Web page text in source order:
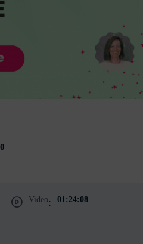
0
Video: 01:24:08